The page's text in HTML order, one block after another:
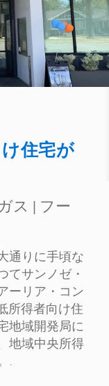
住宅が
ス | フー
通りに手頃な
てサンノゼ・
ーリア・コン
所得者向け住
地域開発局に
地域中央所得
.